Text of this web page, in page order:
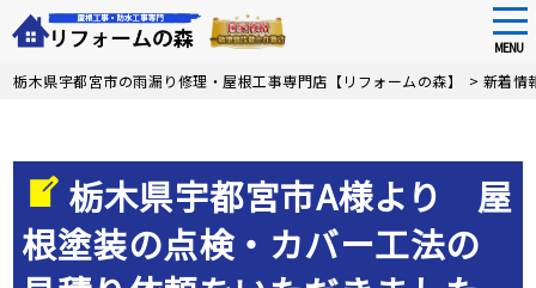
Skip
MENU
栃木県宇都宮市の雨漏り修理・屋根工事専門店【リフォームの森】 > 新着情
栃木県宇都宮市A様より 屋
根塗装の点検・カバー工法の